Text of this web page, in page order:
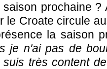
prochaine ?
le Croate circule
la saison
je n'ai pas de
très content